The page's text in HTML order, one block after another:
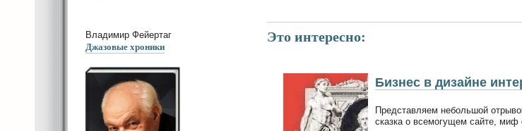
Это интересно:
Бизнес в дизайне
Представляем небольшой
сказка о всемогущем сайте, миф
Владимир Фейертаг
Джазовые хроники